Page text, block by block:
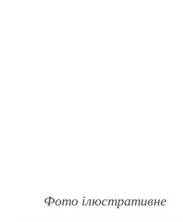
Фото ілюстративне